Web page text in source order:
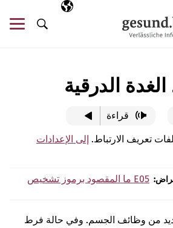
اللغة المختارة
AR
البحث
الدرقية
قراءة
تعريف الارتباط. إلى الإعدادات
E05 ما المقصود برموز تشخيص
من وظائف الجسم. وفي حالة فرط